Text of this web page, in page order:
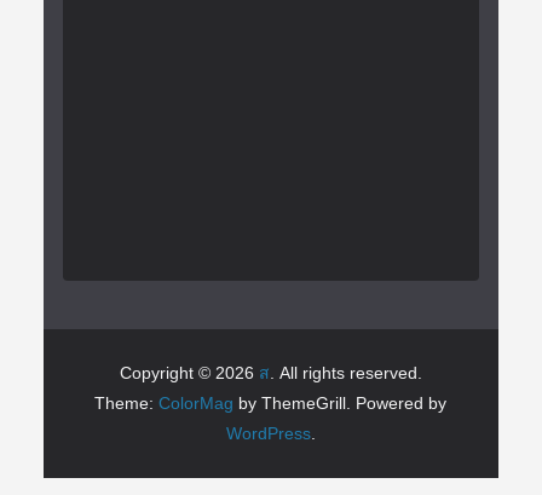
Copyright © 2026 ส . All rights reserved.
Theme:ColorMag by ThemeGrill. Powered by
WordPress.